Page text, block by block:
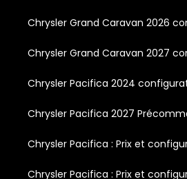
Chrysler Grand Caravan 2026
Chrysler Grand Caravan 2027
Chrysler Pacifica 2024
Chrysler Pacifica 2027
Chrysler Pacifica : Prix et
Chrysler Pacifica : Prix et